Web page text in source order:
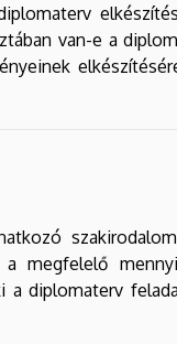
van-e a
megfelelő
diplomaterv